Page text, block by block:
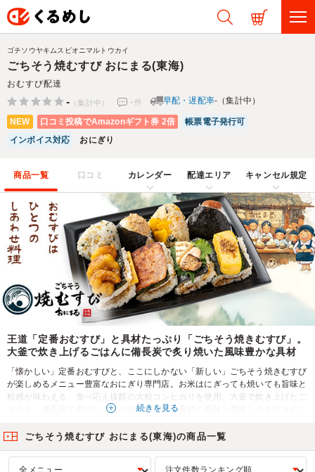
ごちそう焼むすび おにまる(東海)
おむすび配達
ゴチソウヤキムスビオニマルトウカイ
- （集計中） -件 早配・遅配率-（集計中）
NEW 口コミ投稿でAmazonギフト券 2倍
帳票電子発行可
インボイス対応
おにぎり
商品一覧 口コミ カレンダー 配達エリア キャンセル規定
王道「定番おむすび」と具材たっぷり「ごちそう焼きむすび」。
大釜で炊き上げるごはんに備長炭で炙り焼いた風味豊かな具材
「懐かしい」定番おむすびと、ここにしかない「新しい」ごちそう焼きむすび
が楽しめるメニュー豊富なおにぎり専門店。お米はにぎっても焼いても旨味と
粒感が味わえる、食べ応え抜群の大粒コシヒカリを使用。大釜で炊き上げたご
はんと、備長炭で香ばしく炙り焼いた具材で素材の風味と美味しさを引き出し
ケや差し入れなどにおすすめです。
続きを見る
ごちそう焼むすび おにまる(東海)の商品一覧